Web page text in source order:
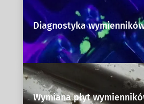
Diagnostyka
Wymiana płyt